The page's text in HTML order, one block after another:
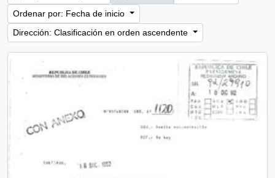
Ordenar por: Fecha de inicio
Dirección: Clasificación en orden ascendente